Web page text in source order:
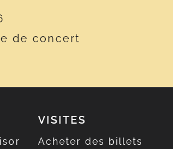
de concert
VISITES
Acheter des billets